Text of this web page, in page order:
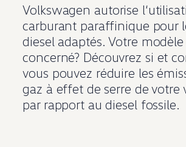
Volkswagen autorise
carburant paraffinique pour
diesel adaptés. Votre
concerné? Découvrez si et
vous pouvez réduire les
gaz à effet de serre de votre
par rapport au diesel fossile.